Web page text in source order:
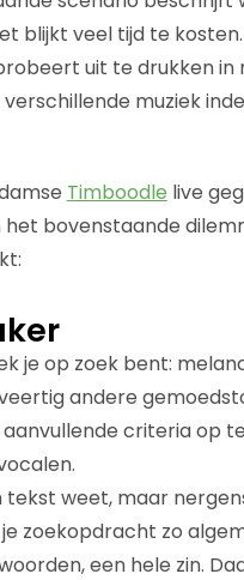
blijkt veel tijd te
uit te drukken in
muziek
Timboodle live
bovenstaande
je op zoek bent:
andere
criteria op
weet, maar
zoekopdracht zo
een hele zin.